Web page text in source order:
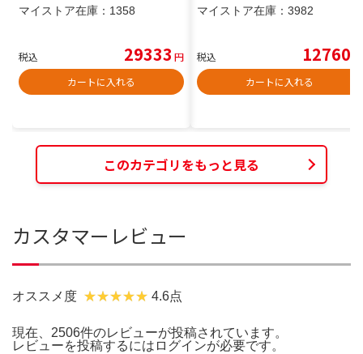
マイストア在庫： 1358
税込 29333 円
カートに入れる
マイストア在庫： 3982
税込 12760
カートに入れる
このカテゴリをもっと見る
カスタマーレビュー
オススメ度 4.6点
現在、2506件のレビューが投稿されています。
レビューを投稿するには ログインが必要です。